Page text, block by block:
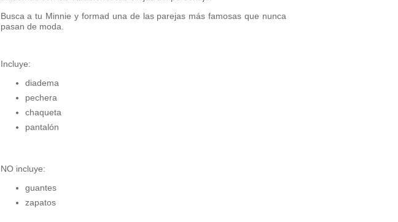
Busca a tu Minnie y formad una de las parejas más famosas que nunca
pasan de moda.
Incluye:
diadema
pechera
chaqueta
pantalón
NO incluye:
guantes
zapatos